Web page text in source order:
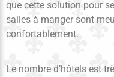
que cette solution pour
salles à manger sont
confortablement.
Le nombre d’hôtels est